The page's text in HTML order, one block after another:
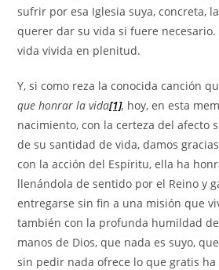
sufrir por esa Iglesia suya, concreta,
querer dar su vida si fuere
vida vivida en plenitud.
Y, si como reza la conocida canción
que honrar la vida[1], hoy, en esta
nacimiento, con la certeza del afecto
de su santidad de vida, damos
con la acción del Espíritu, ella ha
llenándola de sentido por el Reino y
entregarse sin fin a una misión que
también con la profunda humildad
manos de Dios, que nada es suyo,
sin pedir nada ofrece lo que gratis